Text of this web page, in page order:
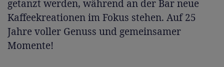
getanzt werden, während an der Bar neue
Kaffeekreationen im Fokus stehen. Auf 25
Jahre voller Genuss und gemeinsamer
Momente!